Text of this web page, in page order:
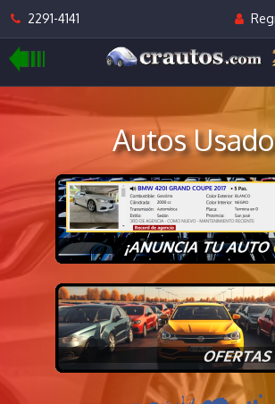
2291-4141
Autos